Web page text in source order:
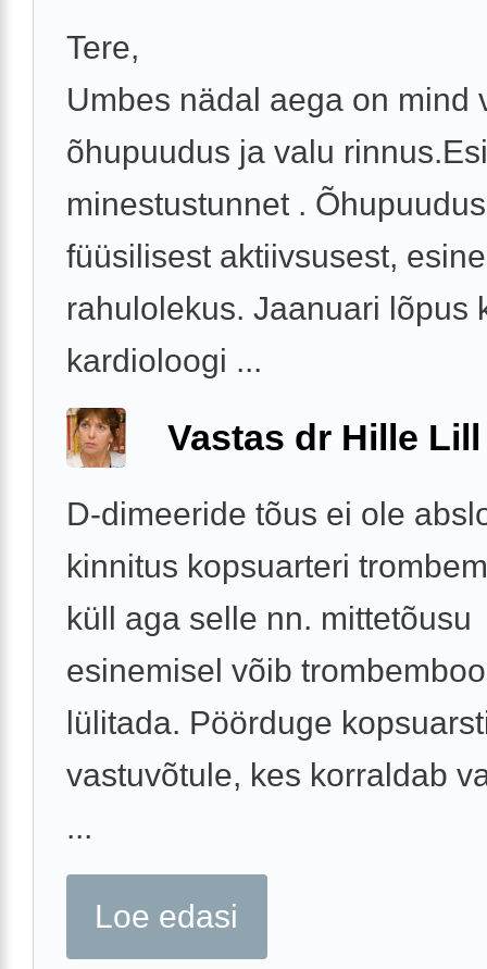
Tere,
Umbes nädal aega on mind
õhupuudus ja valu
minestustunnet .
füüsilisest aktiivsusest,
rahulolekus. Jaanuari lõpus
kardioloogi ...
Vastas dr Hille Lill
D-dimeeride tõus ei ole
kinnitus kopsuarteri
küll aga selle nn. mittetõusu
esinemisel võib
lülitada. Pöörduge
vastuvõtule, kes korraldab
...
Loe edasi